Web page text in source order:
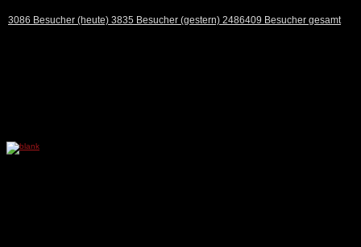
3086 Besucher (heute) 3835 Besucher (gestern) 2486409 Besucher gesamt